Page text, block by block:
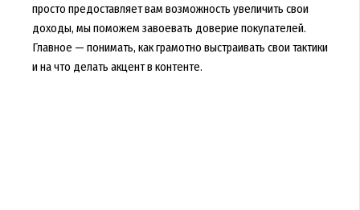
просто предоставляет вам возможность увеличить свои
доходы, мы поможем завоевать доверие покупателей.
Главное — понимать, как грамотно выстраивать свои тактики
и на что делать акцент в контенте.